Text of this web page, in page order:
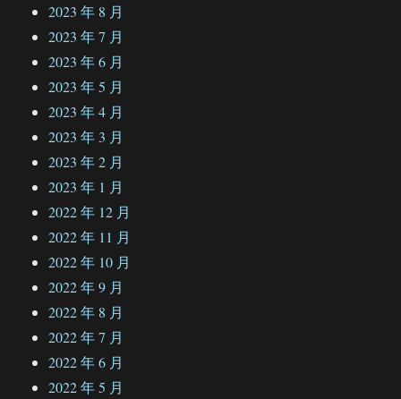
2023 年 8 月
2023 年 7 月
2023 年 6 月
2023 年 5 月
2023 年 4 月
2023 年 3 月
2023 年 2 月
2023 年 1 月
2022 年 12 月
2022 年 11 月
2022 年 10 月
2022 年 9 月
2022 年 8 月
2022 年 7 月
2022 年 6 月
2022 年 5 月